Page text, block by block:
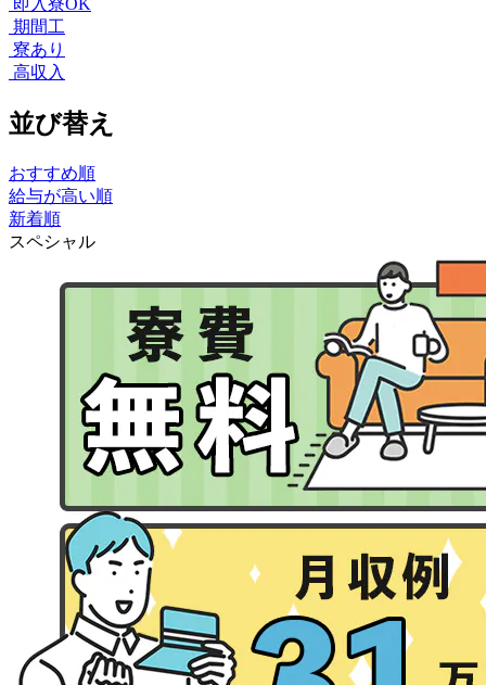
即入寮OK
期間工
寮あり
高収入
並び替え
おすすめ順
給与が高い順
新着順
スペシャル